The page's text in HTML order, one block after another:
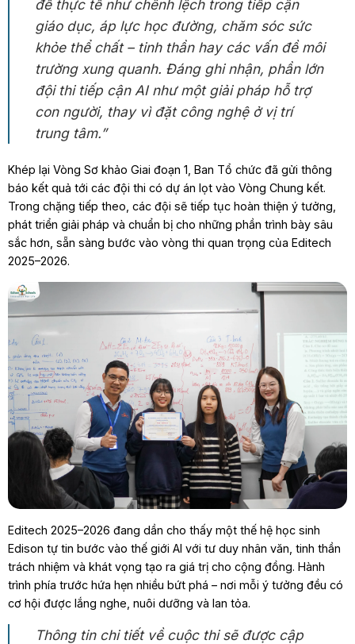
đề thực tế như chênh lệch trong tiếp cận
giáo dục, áp lực học đường, chăm sóc sức
khỏe thể chất – tinh thần hay các vấn đề môi
trường xung quanh. Đáng ghi nhận, phần lớn
đội thi tiếp cận AI như một giải pháp hỗ trợ
con người, thay vì đặt công nghệ ở vị trí
trung tâm.”
Khép lại Vòng Sơ khảo Giai đoạn 1, Ban Tổ chức đã gửi thông
báo kết quả tới các đội thi có dự án lọt vào Vòng Chung kết.
Trong chặng tiếp theo, các đội sẽ tiếp tục hoàn thiện ý tưởng,
phát triển giải pháp và chuẩn bị cho những phần trình bày sâu
sắc hơn, sẵn sàng bước vào vòng thi quan trọng của Editech
2025–2026.
Editech 2025–2026 đang dần cho thấy một thế hệ học sinh
Edison tự tin bước vào thế giới AI với tư duy nhân văn, tinh thần
trách nhiệm và khát vọng tạo ra giá trị cho cộng đồng. Hành
trình phía trước hứa hẹn nhiều bứt phá – nơi mỗi ý tưởng đều có
cơ hội được lắng nghe, nuôi dưỡng và lan tỏa.
Thông tin chi tiết về cuộc thi sẽ được cập